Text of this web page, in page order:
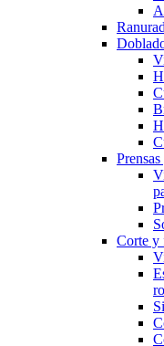
Corte y